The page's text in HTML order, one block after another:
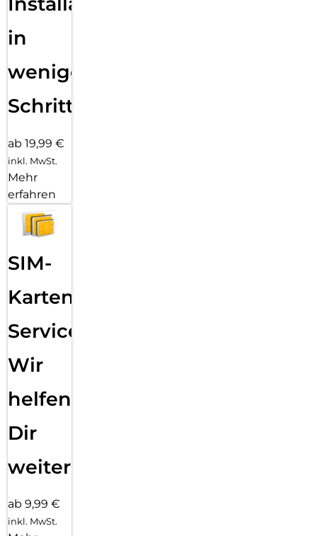
in
wenigen
Schritten
ab 19,99 €
inkl. MwSt.
Mehr
erfahren
SIM-
Karten
Service:
Wir
helfen
Dir
weiter
ab 9,99 €
inkl. MwSt.